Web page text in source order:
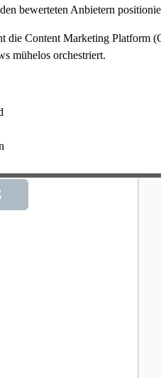
bewerteten Anbietern
Content Marketing Platform
mühelos orchestriert.